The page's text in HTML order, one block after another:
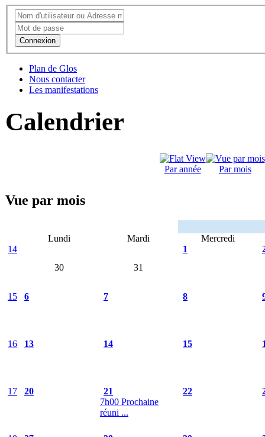
Connexion
Plan de Glos
Nous contacter
Les manifestations
Calendrier
Par année Par mois
Vue par mois
Lundi Mardi
Mercredi
14
30
31
1
15 6 7 8
16 13 14 15
17 20
21
7h00 Prochaine
réuni ...
22